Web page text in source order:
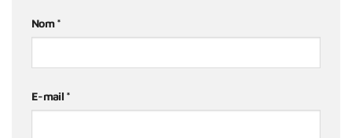
Nom*
E-mail *